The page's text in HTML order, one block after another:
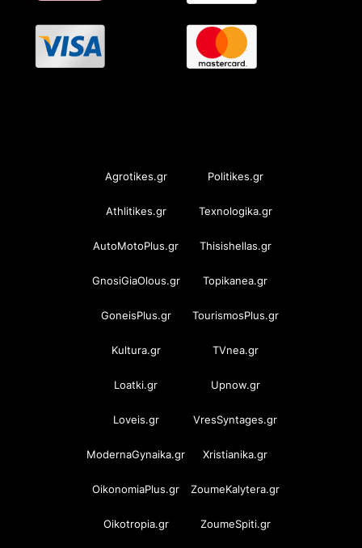
Agrotikes.gr Politikes.gr
Athlitikes.gr Texnologika.gr
AutoMotoPlus.gr Thisishellas.gr
GnosiGiaOlous.gr Topikanea.gr
GoneisPlus.gr TourismosPlus.gr
Kultura.gr TVnea.gr
Loatki.gr Upnow.gr
Loveis.gr VresSyntages.gr
ModernaGynaika.gr Xristianika.gr
OikonomiaPlus.gr ZoumeKalytera.gr
Oikotropia.gr ZoumeSpiti.gr